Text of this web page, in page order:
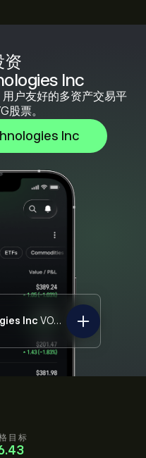
目标
资
Inc
户友好的多资产交易平
股票。
Inc
Inc VOYG